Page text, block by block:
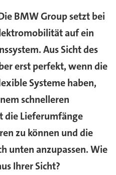
BMW Group setzt bei
auf ein
Aus Sicht des
erst perfekt, wenn die
Systeme haben,
schnelleren
die Lieferumfänge
zu können und die
unten anzupassen. Wie
Ihrer Sicht?